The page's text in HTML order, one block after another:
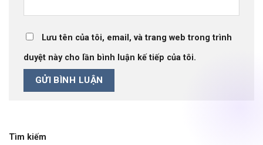
Lưu tên của tôi, email, và trang web trong trình
duyệt này cho lần bình luận kế tiếp của tôi.
Tìm kiếm